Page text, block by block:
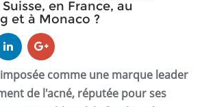
en France, au
et à Monaco ?
comme une marque leader
de l'acné, réputée pour ses